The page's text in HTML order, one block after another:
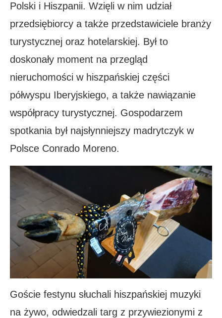
Polski i Hiszpanii. Wzięli w nim udział
przedsiębiorcy a także przedstawiciele branży
turystycznej oraz hotelarskiej. Był to
doskonały moment na przegląd
nieruchomości w hiszpańskiej części
półwyspu Iberyjskiego, a także nawiązanie
współpracy turystycznej. Gospodarzem
spotkania był najsłynniejszy madrytczyk w
Polsce Conrado Moreno.
Goście festynu słuchali hiszpańskiej muzyki
na żywo, odwiedzali targ z przywiezionymi z